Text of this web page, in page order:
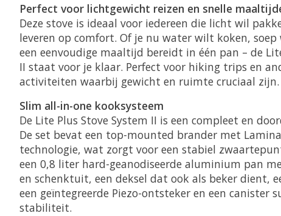
Perfect voor lichtgewicht reizen en snelle
Deze stove is ideaal voor iedereen die licht wil
leveren op comfort. Of je nu water wilt koken,
een eenvoudige maaltijd bereidt in één pan – de
II staat voor je klaar. Perfect voor hiking trips en
activiteiten waarbij gewicht en ruimte cruciaal zijn.
Slim all-in-one kooksysteem
De Lite Plus Stove System II is een compleet en
De set bevat een top-mounted brander met
technologie, wat zorgt voor een stabiel
een 0,8 liter hard-geanodiseerde aluminium pan
en schenktuit, een deksel dat ook als beker dient,
een geïntegreerde Piezo-ontsteker en een canister
stabiliteit.